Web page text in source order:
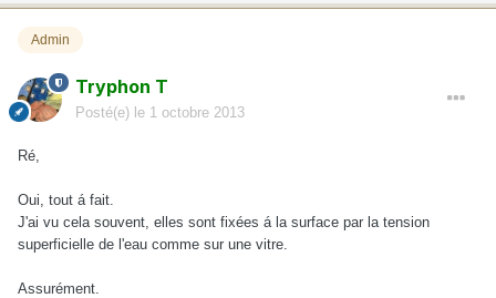
Admin
Tryphon T
Posté(e) le 1 octobre 2013
Ré,
Oui, tout á fait.
J'ai vu cela souvent, elles sont fixées á la surface par la tension
superficielle de l'eau comme sur une vitre.
Assurément.